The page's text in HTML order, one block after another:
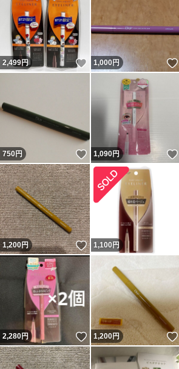
2,499円 いいね！
1,000円
750円 いいね！
1,090円
1,200円 いいね！
1,100 円
2,280円 いいね！
1,200円